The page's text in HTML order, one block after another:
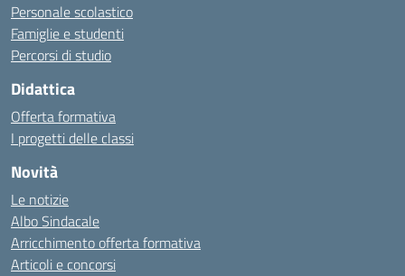
Personale scolastico
Famiglie e studenti
Percorsi di studio
Didattica
Offerta formativa
I progetti delle classi
Novità
Le notizie
Albo Sindacale
Arricchimento offerta formativa
Articoli e concorsi